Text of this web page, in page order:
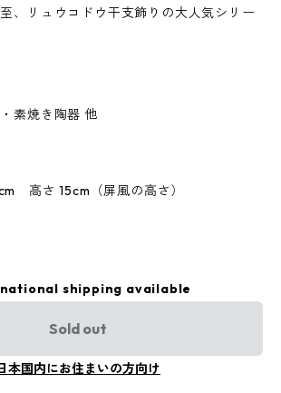
、リュウコドウ干支飾りの大人気シリー
素焼き陶器 他
高さ 15cm（屏風の高さ）
shipping available
Sold out
本国内にお住まいの方向け